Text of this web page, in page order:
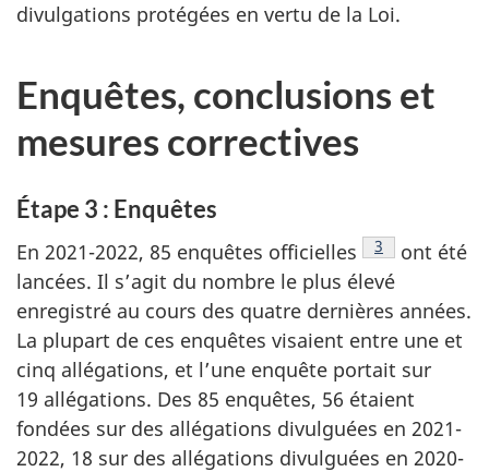
divulgations protégées en vertu de la Loi.
Enquêtes, conclusions et
mesures correctives
Étape 3 : Enquêtes
En 2021-2022, 85 enquêtes officielles Voir la note en
3
ont été
lancées. Il s’agit du nombre le plus élevé
enregistré au cours des quatre dernières années.
La plupart de ces enquêtes visaient entre une et
cinq allégations, et l’une enquête portait sur
19 allégations. Des 85 enquêtes, 56 étaient
fondées sur des allégations divulguées en 2021-
2022, 18 sur des allégations divulguées en 2020-